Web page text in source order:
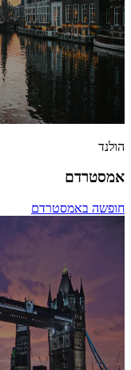
הולנד
אמסטרדם
חופשה באמסטרדם